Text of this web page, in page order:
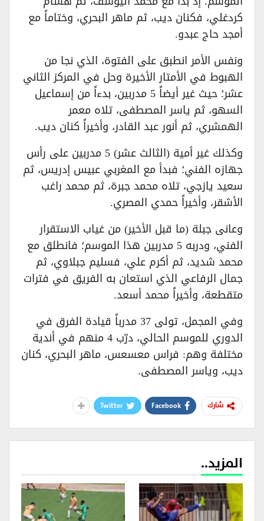
كردغلي، فكنان ديب، ثم ماهر البحري، وختاماً مع
أمجد حاج عبدو.
ونفس الأمر انطبق على الفتوة، الذي نجا من
الهبوط في الأمتار الأخيرة وحل في المركز الثاني
عشر؛ حيث غير أيضاً 5 مدربين، بدءاً من إسماعيل
السهو، ثم ياسر المصطفى، تلاه معمر
الهمشري، ثم أنور عبد القادر، وأخيراً كنان ديب.
وكذلك غير أمية (الثالث عشر) 5 مدربين على رأس
جهازه الفني؛ فبدأ مع المغربي عبيس إدريس، ثم
سعيد يازجي، تلاه محمد جبرة، ثم محمد راغب
الأشقر، وأخيراً حمدي المصري.
وعانى جبلة (ما قبل الأخير) من غياب الاستقرار
الفني، ودربه 5 مدربين هذا الموسم؛ فانطلق مع
محمد شديد، ثم أكرم علي، فسليم جبلاوي، ثم
جمال الرفاعي الذي استعان به الفريق في فترات
متقطعة، وأخيراً محمد أسعد.
وفي المجمل، تولى 37 مدرباً قيادة الفرق في
الدوري للموسم الحالي، درّب 4 منهم في أندية
مختلفة وهم: فراس معسعس، ماهر البحري، كنان
ديب، وياسر المصطفى.
شارك Facebook
Twitter
المزيد..